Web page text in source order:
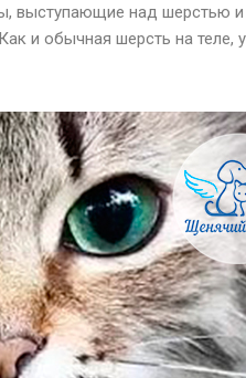
выступающие над шерстью
и обычная шерсть на